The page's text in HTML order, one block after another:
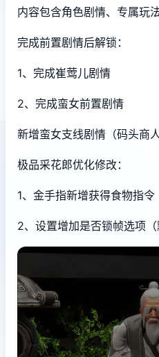
内容包含角色剧情、专属玩
完成前置剧情后解锁：
1、完成崔莺儿剧情
2、完成蛮女前置剧情
新增蛮女支线剧情（码头商人
极品采花郎优化修改：
1、金手指新增获得食物指令
2、设置增加是否锁帧选项（